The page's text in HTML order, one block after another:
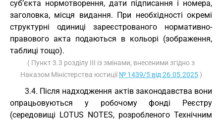
суб’єкта нормотворення, дати підписання і номера,
заголовка, місця видання. При необхідності окремі
структурні одиниці зареєстрованого нормативно-
правового акта подаються в кольорі (зображення,
таблиці тощо).
( Пункт 3.3 розділу III із змінами, внесеними згідно з
Наказом Міністерства юстиції№ 1439/5 від 26.05.2025)
3.4. Після надходження актів законодавства вони
опрацьовуються у робочому фонді Реєстру
(середовищі LOTUS NOTES, розробленого Технічним